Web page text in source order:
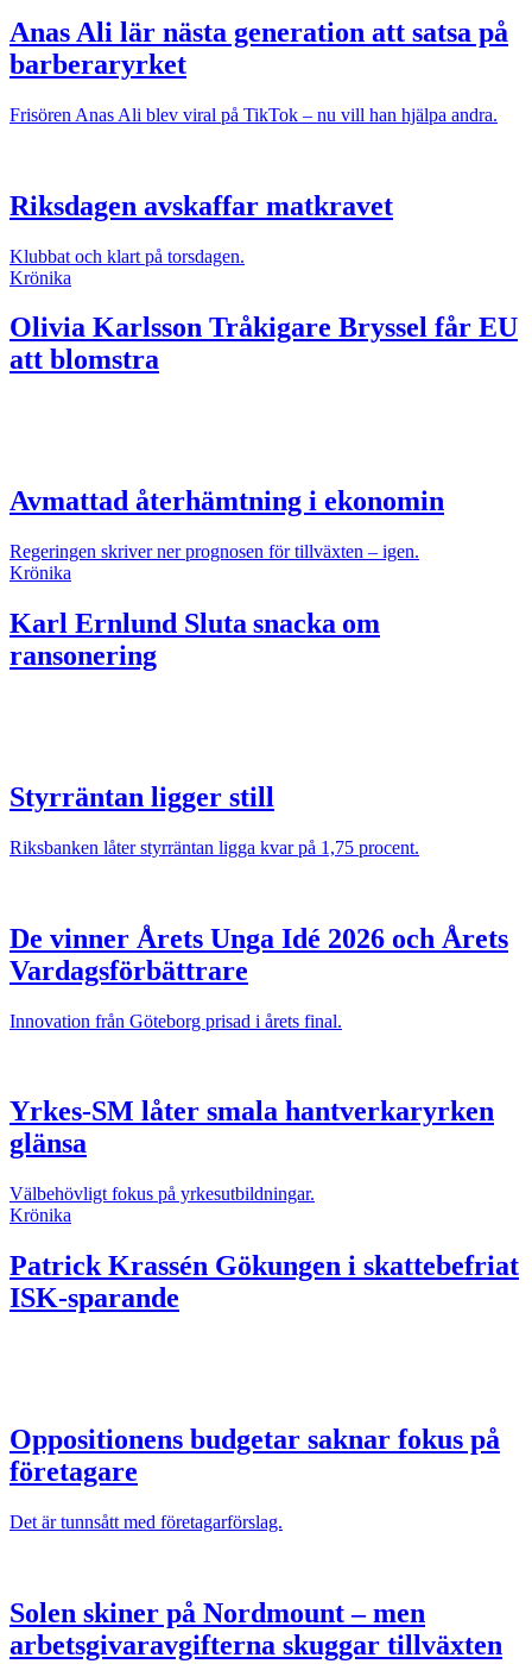
Anas Ali lär nästa generation att satsa på
barberaryrket
Frisören Anas Ali blev viral på TikTok – nu vill han hjälpa andra.
Riksdagen avskaffar matkravet
Klubbat och klart på torsdagen.
Krönika
Olivia Karlsson Tråkigare Bryssel får EU
att blomstra
Avmattad återhämtning i ekonomin
Regeringen skriver ner prognosen för tillväxten – igen.
Krönika
Karl Ernlund Sluta snacka om
ransonering
Styrräntan ligger still
Riksbanken låter styrräntan ligga kvar på 1,75 procent.
De vinner Årets Unga Idé 2026 och Årets
Vardagsförbättrare
Innovation från Göteborg prisad i årets final.
Yrkes-SM låter smala hantverkaryrken
glänsa
Välbehövligt fokus på yrkesutbildningar.
Krönika
Patrick Krassén Gökungen i skattebefriat
ISK-sparande
Oppositionens budgetar saknar fokus på
företagare
Det är tunnsått med företagarförslag.
Solen skiner på Nordmount – men
arbetsgivaravgifterna skuggar tillväxten